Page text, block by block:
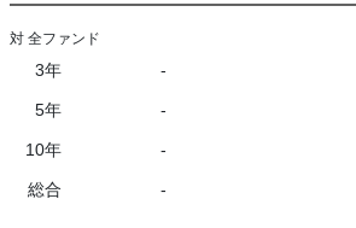
対 全ファンド
3年 -
5年 -
10年 -
総合 -